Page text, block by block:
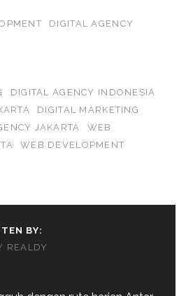
DIGITAL AGENCY
DIGITAL AGENCY INDONESIA
DIGITAL MARKETING
JAKARTA
WEB
WEB DEVELOPMENT
BY:
REALDY